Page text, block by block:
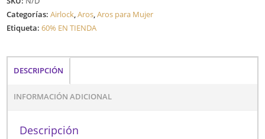
Categorías:Airlock,Aros,Aros para Mujer
Etiqueta:60% EN TIENDA
DESCRIPCIÓN
INFORMACIÓN ADICIONAL
Descripción